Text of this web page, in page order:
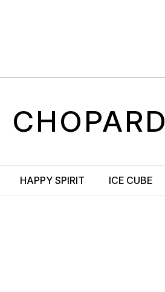
CHOPARD
HAPPY SPIRIT ICE CUBE